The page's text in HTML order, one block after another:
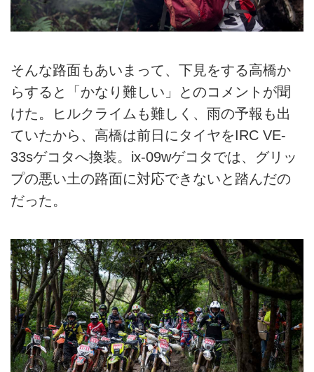
そんな路面もあいまって、下見をする高橋か
らすると「かなり難しい」とのコメントが聞
けた。ヒルクライムも難しく、雨の予報も出
ていたから、高橋は前日にタイヤをIRC VE-
33sゲコタへ換装。ix-09wゲコタでは、グリッ
プの悪い土の路面に対応できないと踏んだの
だった。